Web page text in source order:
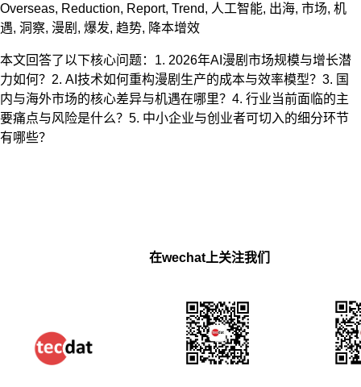
Overseas, Reduction, Report, Trend, 人工智能, 出海, 市场, 机
遇, 洞察, 漫剧 , 爆发, 趋势, 降本增效
本文回答了以下核心问题：1. 2026年AI漫剧市场规模与增长潜
力如何？2. AI技术如何重构漫剧生产的成本与效率模型？3. 国
内与海外市场的核心差异与机遇在哪里？4. 行业当前面临的主
要痛点与风险是什么？5. 中小企业与创业者可切入的细分环节
有哪些？
在wechat上关注我们